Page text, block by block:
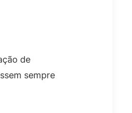
de
sempre